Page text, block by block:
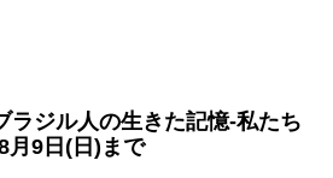
ラジル人の生きた記憶-私たち
月9日(日)まで